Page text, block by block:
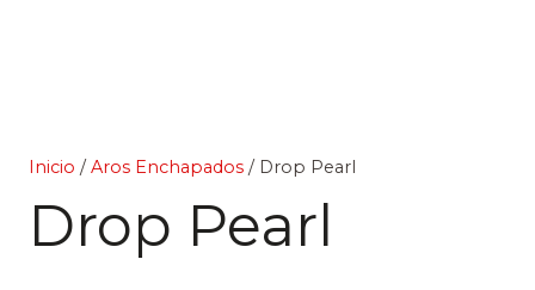
Inicio /Aros Enchapados / Drop Pearl
Drop Pearl